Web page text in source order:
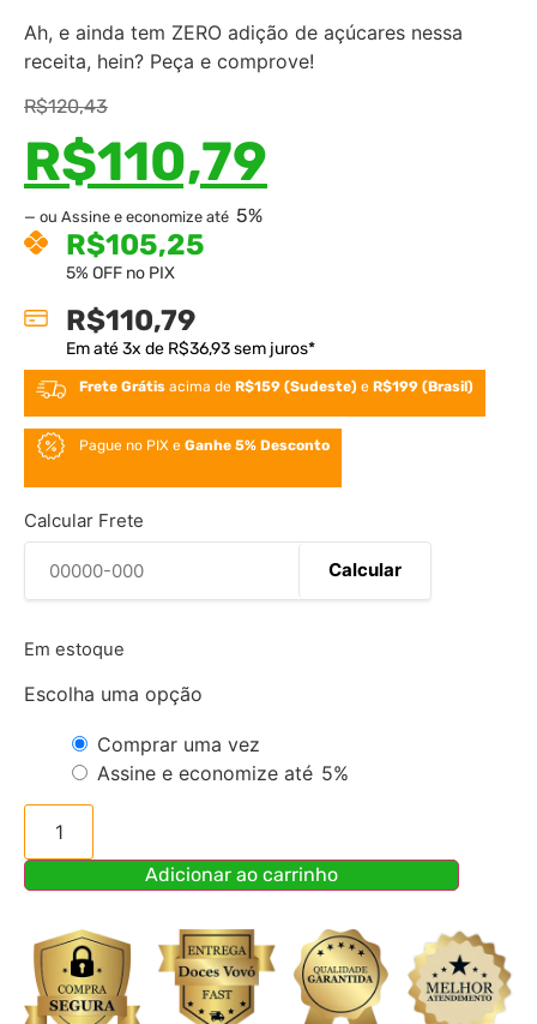
Ah, e ainda tem ZERO adição de açúcares nessa
receita, hein? Peça e comprove!
R$120,43
R$110,79
— ou Assine e economize até 5%
R$105,25
5% OFF no PIX
R$110,79
Em até3x de R$36,93sem juros*
Frete Grátis acima deR$159 (Sudeste) eR$199 (Brasil)
Pague no PIX eGanhe 5% Desconto
Calcular Frete
Calcular
Em estoque
Escolha uma opção
Comprar uma vez
Assine e economize até 5%
Adicionar ao carrinho